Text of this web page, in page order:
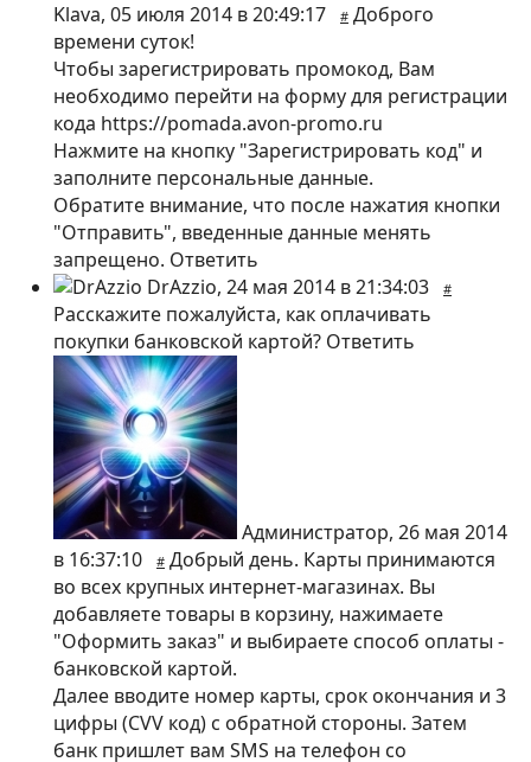
Klava, 05 июля 2014 в 20:49:17 # Доброго
времени суток!
Чтобы зарегистрировать промокод, Вам
необходимо перейти на форму для регистрации
кода https://pomada.avon-promo.ru
Нажмите на кнопку "Зарегистрировать код" и
заполните персональные данные.
Обратите внимание, что после нажатия кнопки
"Отправить", введенные данные менять
запрещено. Ответить
DrAzzio, 24 мая 2014 в 21:34:03 #
Расскажите пожалуйста, как оплачивать
покупки банковской картой? Ответить
Администратор, 26 мая 2014
в 16:37:10
# Добрый день. Карты принимаются
во всех крупных интернет-магазинах. Вы
добавляете товары в корзину, нажимаете
"Оформить заказ" и выбираете способ оплаты -
банковской картой.
Далее вводите номер карты, срок окончания и 3
цифры (CVV код) с обратной стороны. Затем
банк пришлет вам SMS на телефон со